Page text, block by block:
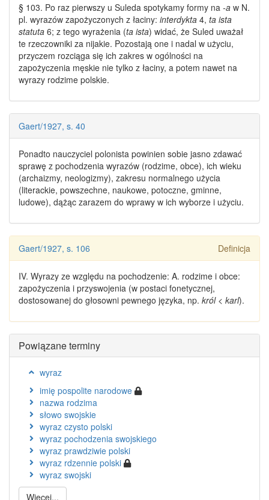
§ 103. Po raz pierwszy u Suleda spotykamy formy na -a w N.
pl. wyrazów zapożyczonych z łaciny: interdykta 4, ta ista
statuta 6; z tego wyrażenia (ta ista) widać, że Suled uważał
te rzeczowniki za nijakie. Pozostają one i nadal w użyciu,
przyczem rozciąga się ich zakres w ogólności na
zapożyczenia męskie nie tylko z łaciny, a potem nawet na
wyrazy rodzime polskie.
Gaert/1927, s. 40
Ponadto nauczyciel polonista powinien sobie jasno zdawać
sprawę z pochodzenia wyrazów (rodzime, obce), ich wieku
(archaizmy, neologizmy), zakresu normalnego użycia
(literackie, powszechne, naukowe, potoczne, gminne,
ludowe), dążąc zarazem do wprawy w ich wyborze i użyciu.
Gaert/1927, s. 106 Definicja
IV. Wyrazy ze względu na pochodzenie: A. rodzime i obce:
zapożyczenia i przyswojenia (w postaci fonetycznej,
dostosowanej do głosowni pewnego języka, np. król < karl).
Powiązane terminy
wyraz
imię pospolite narodowe
nazwa rodzima
słowo swojskie
wyraz czysto polski
wyraz pochodzenia swojskiego
wyraz prawdziwie polski
wyraz rdzennie polski
wyraz swojski
Więcej...